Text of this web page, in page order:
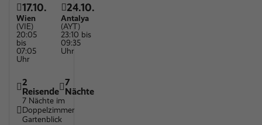
17.10.
Wien
(VIE)
20:05
bis
07:05
Uhr
24.10.
Antalya
(AYT)
23:10 bis
09:35
Uhr
2
Reisende
7
Nächte
7 Nächte im
Doppelzimmer
Gartenblick